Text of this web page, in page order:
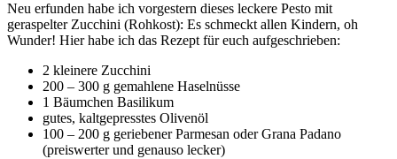
Neu erfunden habe ich vorgestern dieses leckere Pesto mit
geraspelter Zucchini (Rohkost): Es schmeckt allen Kindern, oh
Wunder! Hier habe ich das Rezept für euch aufgeschrieben:
2 kleinere Zucchini
200 – 300 g gemahlene Haselnüsse
1 Bäumchen Basilikum
gutes, kaltgepresstes Olivenöl
100 – 200 g geriebener Parmesan oder Grana Padano
(preiswerter und genauso lecker)